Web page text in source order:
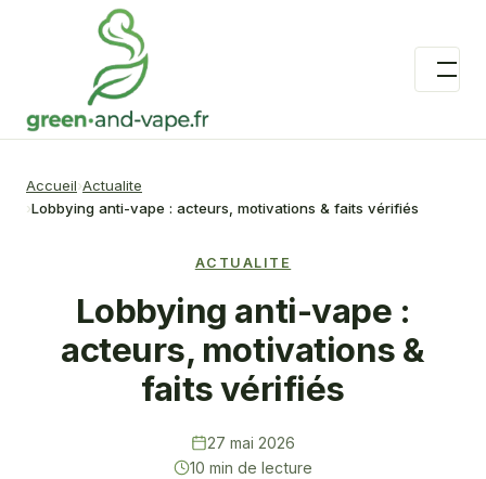
Accueil Actualite
Lobbying anti-vape : acteurs, motivations & faits vérifiés
ACTUALITE
Lobbying anti-vape :
acteurs, motivations &
faits vérifiés
27 mai 2026
10 min de lecture